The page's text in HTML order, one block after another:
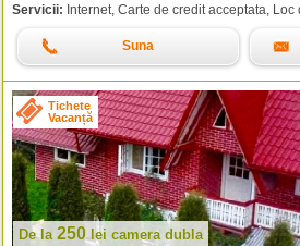
Servicii: Internet, Carte de credit acceptata, Loc
Suna
Tichete
Vacanță
De la 250 lei camera dubla